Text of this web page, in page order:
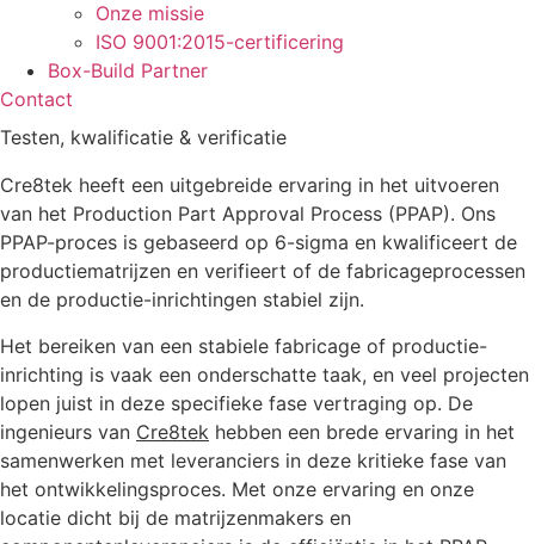
Onze missie
ISO 9001:2015-certificering
Box-Build Partner
Contact
Testen, kwalificatie & verificatie
Cre8tek heeft een uitgebreide ervaring in het uitvoeren
van het Production Part Approval Process (PPAP). Ons
PPAP-proces is gebaseerd op 6-sigma en kwalificeert de
productiematrijzen en verifieert of de fabricageprocessen
en de productie-inrichtingen stabiel zijn.
Het bereiken van een stabiele fabricage of productie-
inrichting is vaak een onderschatte taak, en veel projecten
lopen juist in deze specifieke fase vertraging op. De
ingenieurs van Cre8tek hebben een brede ervaring in het
samenwerken met leveranciers in deze kritieke fase van
het ontwikkelingsproces. Met onze ervaring en onze
locatie dicht bij de matrijzenmakers en